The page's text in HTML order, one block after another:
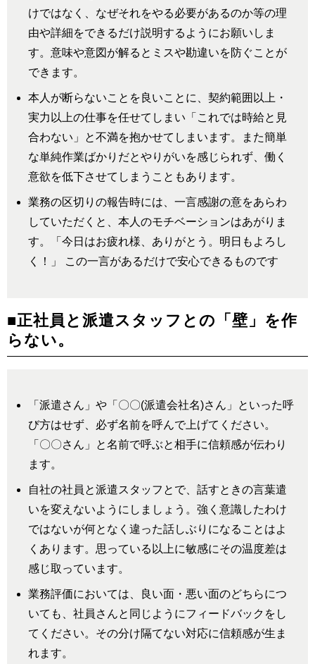
けではなく、なぜそれをやる必要があるのか等の理
由や詳細をできるだけ説明するようにお願いしま
す。意味や意図が解るとミスや勘違いを防ぐことが
できます。
本人が断らないことを良いことに、契約範囲以上・
実力以上の仕事を任せてしまい「これでは時給と見
合わない」と不満を抱かせてしまいます。また簡単
な単純作業ばかりだとやりがいを感じられず、働く
意欲を低下させてしまうこともあります。
業務の区切りの報告時には、一言感謝の意をあらわ
していただくと、本人のモチベーションはあがりま
す。「今日はお疲れ様、ありがとう。明日もよろし
く！」 この一言があるだけで安心できるものです
■正社員と派遣スタッフとの「壁」を作
らない。
「派遣さん」や「〇〇(派遣会社名)さん」といった呼
び方はせず、必ず名前を呼んで上げてください。
「〇〇さん」と名前で呼ぶと相手に信頼感が伝わり
ます。
自社の社員と派遣スタッフとで、話すときの言葉遣
いを変えないようにしましょう。強く意識したわけ
ではないが何となく違った話しぶりになることはよ
くあります。思っている以上に敏感にその温度差は
感じ取っています。
業務評価においては、良い面・悪い面のどちらにつ
いても、社員さんと同じようにフィードバックをし
てください。その分け隔てない対応に信頼感が生ま
れます。